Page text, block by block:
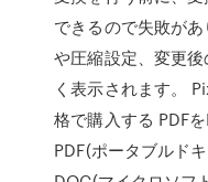
できるので失敗が
や圧縮設定、変更
く表示されます。
格で購入する PDF
PDF(ポータブルド